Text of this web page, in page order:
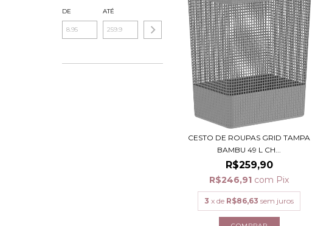
DE ATÉ
CESTO DE ROUPAS GRID TAMPA
BAMBU 49 L CH...
R$259,90
R$246,91 com Pix
3 x de R$86,63 sem juros